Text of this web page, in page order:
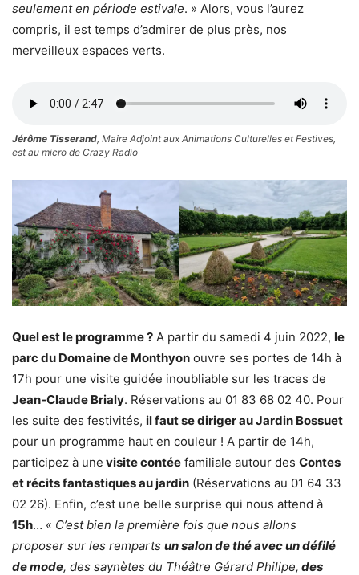
seulement en période estivale. » Alors, vous l’aurez
compris, il est temps d’admirer de plus près, nos
merveilleux espaces verts.
Jérôme Tisserand, Maire Adjoint aux Animations Culturelles et Festives,
est au micro de Crazy Radio
Quel est le programme ? A partir du samedi 4 juin 2022, le
parc du Domaine de Monthyon ouvre ses portes de 14h à
17h pour une visite guidée inoubliable sur les traces de
Jean-Claude Brialy. Réservations au 01 83 68 02 40. Pour
les suite des festivités, il faut se diriger au Jardin Bossuet
pour un programme haut en couleur ! A partir de 14h,
participez à une visite contée familiale autour des Contes
et récits fantastiques au jardin (Réservations au 01 64 33
02 26). Enfin, c’est une belle surprise qui nous attend à
15h… « C’est bien la première fois que nous allons
proposer sur les remparts un salon de thé avec un défilé
de mode, des saynètes du Théâtre Gérard Philipe, des